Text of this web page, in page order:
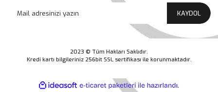
KAYDOL
2023 © Tüm Hakları Saklıdır.
Kredi kartı bilgileriniz 256bit SSL sertifikası ile korunmaktadır.
ideasoft
e-